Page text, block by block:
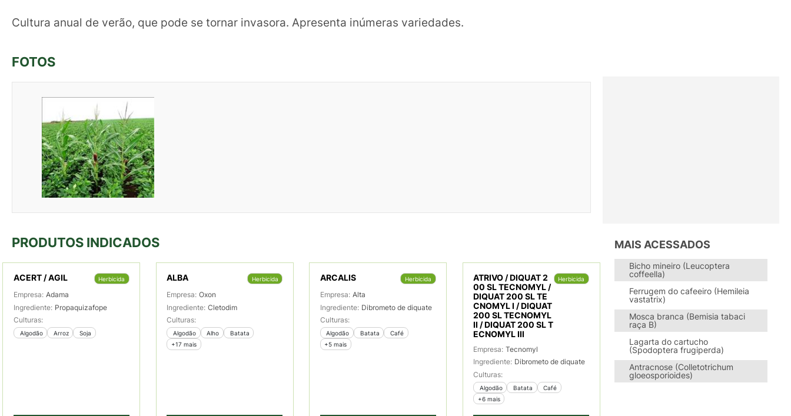
Cultura anual de verão, que pode se tornar invasora. Apresenta inúmeras variedades.
FOTOS
PRODUTOS INDICADOS
ACERT / AGIL Herbicida
Empresa: Adama
Ingrediente: Propaquizafope
Culturas:
Algodão Arroz Soja
ALBA Herbicida
Empresa: Oxon
Ingrediente: Cletodim
Culturas:
Algodão Alho
Batata
+17 mais
ARCALIS Herbicida
Empresa: Alta
Ingrediente: Dibrometo de diquate
Culturas:
Algodão Batata
Café
+5 mais
ATRIVO / DIQUAT 2
00 SL TECNOMYL /
DIQUAT 200 SL TE
CNOMYL I / DIQUAT
200 SL TECNOMYL
II / DIQUAT 200 SL T
ECNOMYL III
Herbicida
Empresa: Tecnomyl
Ingrediente: Dibrometo de diquate
Culturas:
Algodão Batata
Café
+6 mais
MAIS ACESSADOS
Bicho mineiro (Leucoptera
coffeella)
Ferrugem do cafeeiro (Hemileia
vastatrix)
Mosca branca (Bemisia tabaci
raça B)
Lagarta do cartucho
(Spodoptera frugiperda)
Antracnose (Colletotrichum
gloeosporioides)